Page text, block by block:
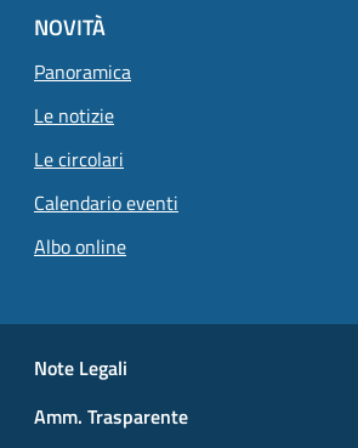
NOVITÀ
Panoramica
Le notizie
Le circolari
Calendario eventi
Albo online
Small prints
Note Legali
Amm. Trasparente